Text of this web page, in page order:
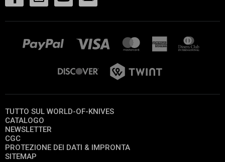
TUTTO SUL WORLD-OF-KNIVES
CATALOGO
NEWSLETTER
CGC
PROTEZIONE DEI DATI & IMPRONTA
SITEMAP